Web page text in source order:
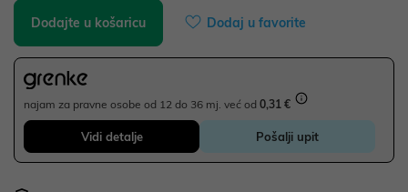
Dodajte u košaricu Dodaj u favorite
najam za pravne osobe od 12 do 36 mj. već od 0,31 €
Vidi detalje Pošalji upit